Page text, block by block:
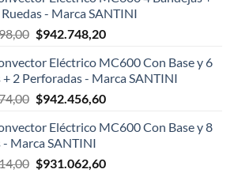
era:
$124.999,00.
es:
$108.199,00.
Ruedas - Marca SANTINI
El
original
era:
$1.047.498,00.
$942.748,20El
actual
es:
$942.748,20.
Eléctrico MC600 Con Base y 6
+ 2 Perforadas - Marca SANTINI
El
original
era:
$1.047.174,00.
$942.456,60El
actual
$942.456,60.
Eléctrico MC600 Con Base y 8
- Marca SANTINI
El
$931.062,60El